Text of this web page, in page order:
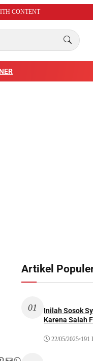
CONTENT
Artikel
01
Inilah Sosok
Karena Salah
22/05/2025•191